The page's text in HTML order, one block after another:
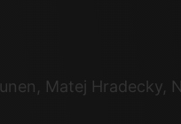
Matej